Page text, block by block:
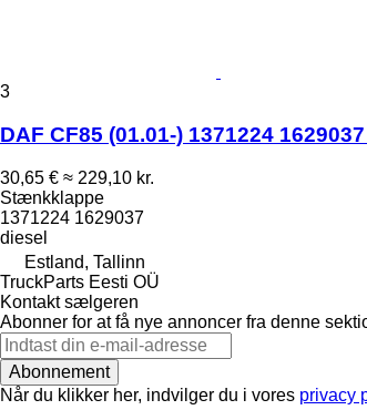
3
DAF CF85 (01.01-) 1371224
30,65 € ≈ 229,10 kr.
Stænkklappe
1371224 1629037
diesel
Estland, Tallinn
TruckParts Eesti OÜ
Kontakt sælgeren
Abonner for at få nye annoncer fra denne
Abonnement
Når du klikker her, indvilger du i vores privacy